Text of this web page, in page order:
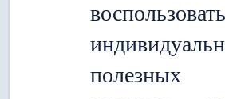
полезных